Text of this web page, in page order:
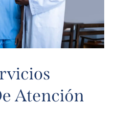
Atención